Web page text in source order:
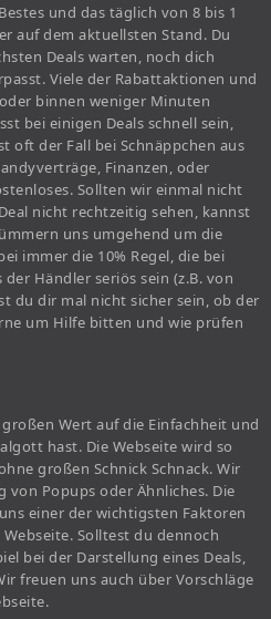
und das täglich von 8 bis 1
auf dem aktuellsten Stand. Du
Deals warten, noch dich
Viele der Rabattaktionen und
binnen weniger Minuten
bei einigen Deals schnell sein,
oft der Fall bei Schnäppchen aus
Finanzen, oder
Sollten wir einmal nicht
nicht rechtzeitig sehen, kannst
uns umgehend um die
immer die 10% Regel, die bei
Händler seriös sein (z.B. von
du dir mal nicht sicher sein, ob der
um Hilfe bitten und wie prüfen
Wert auf die Einfachheit und
hast. Die Webseite wird so
großen Schnick Schnack. Wir
Popups oder Ähnliches. Die
einer der wichtigsten Faktoren
Solltest du dennoch
bei der Darstellung eines Deals,
freuen uns auch über Vorschläge